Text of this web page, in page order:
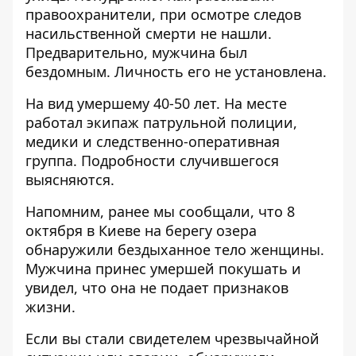
правоохранители, при осмотре следов
насильственной смерти не нашли.
Предварительно, мужчина был
бездомным. Личность его не установлена.
На вид умершему 40-50 лет. На месте
работал экипаж патрульной полиции,
медики и следственно-оперативная
группа. Подробности случившегося
выясняются.
Напомним, ранее мы сообщали, что 8
октября в Киеве на берегу озера
обнаружили бездыханное тело женщины.
Мужчина принес умершей покушать и
увидел, что она не подает признаков
жизни.
Если вы стали свидетелем чрезвычайной